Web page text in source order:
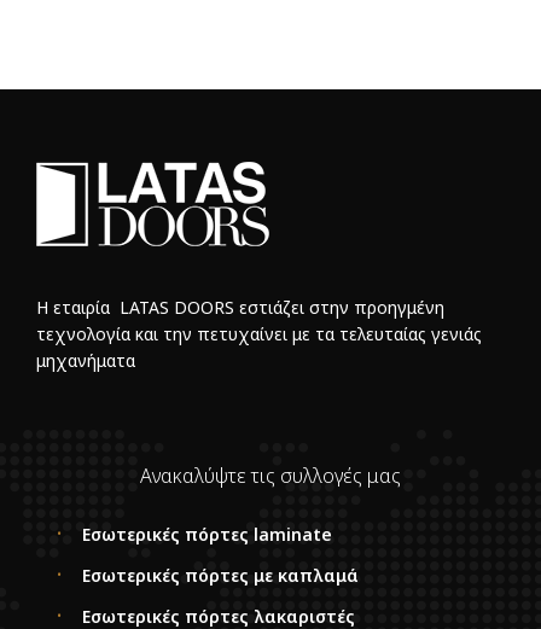
Η εταιρία LATAS DOORS εστιάζει στην προηγμένη
τεχνολογία και την πετυχαίνει με τα τελευταίας γενιάς
μηχανήματα
Ανακαλύψτε τις συλλογές μας
Εσωτερικές πόρτες laminate
Εσωτερικές πόρτες με καπλαμά
Εσωτερικές πόρτες λακαριστές